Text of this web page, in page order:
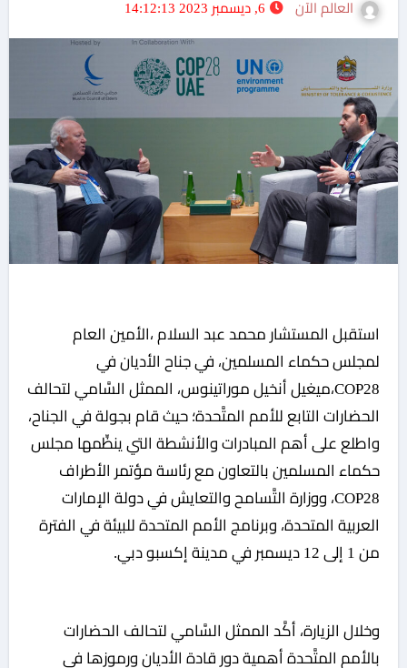
العالم الآن
استقبل المستشار محمد عبد السلام ،الأمين العام
لمجلس حكماء المسلمين، في جناح الأديان في
COP28،ميغيل أنخيل موراتينوس، الممثل السَّامي لتحالف
الحضارات التابع للأمم المتَّحدة؛ حيث قام بجولة في الجناح،
واطلع على أهم المبادرات والأنشطة التي ينظِّمها مجلس
حكماء المسلمين بالتعاون مع رئاسة مؤتمر الأطراف
COP28، ووزارة التَّسامح والتعايش في دولة الإمارات
العربية المتحدة، وبرنامج الأمم المتحدة للبيئة في الفترة
من 1 إلى 12 ديسمبر في مدينة إكسبو دبي.
وخلال الزيارة، أكَّد الممثل السَّامي لتحالف الحضارات
بالأمم المتَّحدة أهمية دور قادة الأديان ورموزها في